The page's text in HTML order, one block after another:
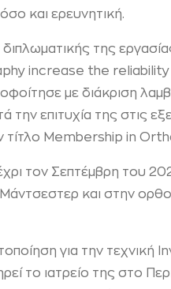
και ερευνητική.
της
increase the
με διάκριση
την επιτυχία της στις
τίτλο Membership in
τον Σεπτέμβρη του
και στην
για την τεχνική
το ιατρείο της στο